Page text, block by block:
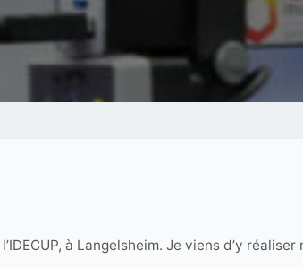
à Langelsheim. Je viens d’y